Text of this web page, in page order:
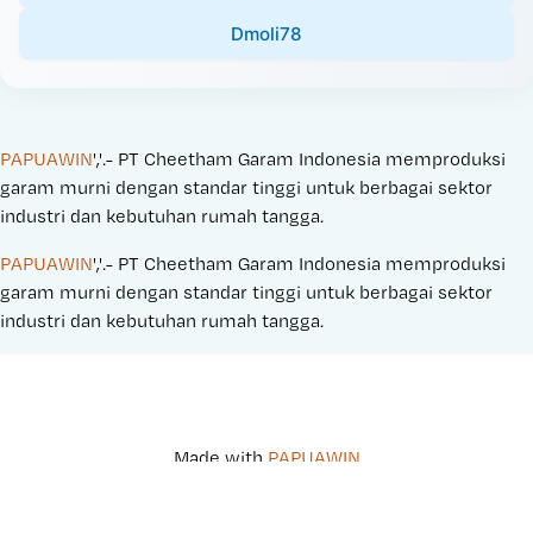
Dmoli78
PAPUAWIN','.- PT Cheetham Garam Indonesia memproduksi
garam murni dengan standar tinggi untuk berbagai sektor
industri dan kebutuhan rumah tangga.
PAPUAWIN','.- PT Cheetham Garam Indonesia memproduksi
garam murni dengan standar tinggi untuk berbagai sektor
industri dan kebutuhan rumah tangga.
Made with PAPUAWIN